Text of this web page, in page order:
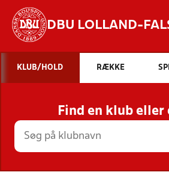
DBU LOLLAND-
STILLINGER, RESULTATER,
HOLD
KLUB/HOLD RÆKKE
Find en klub eller